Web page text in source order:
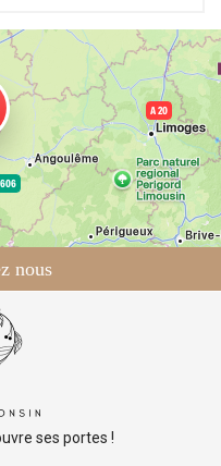
nous
ses portes !